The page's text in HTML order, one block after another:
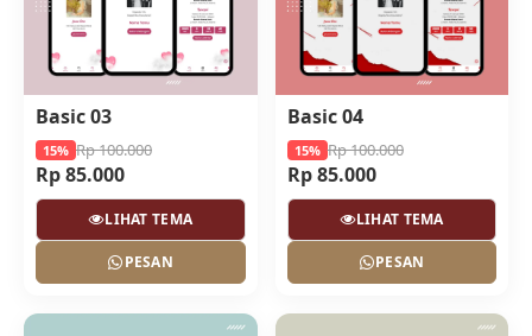
Basic 03
15% Rp 100.000
Rp 85.000
LIHAT TEMA
PESAN
Basic 04
15% Rp 100.000
Rp 85.000
LIHAT TEMA
PESAN